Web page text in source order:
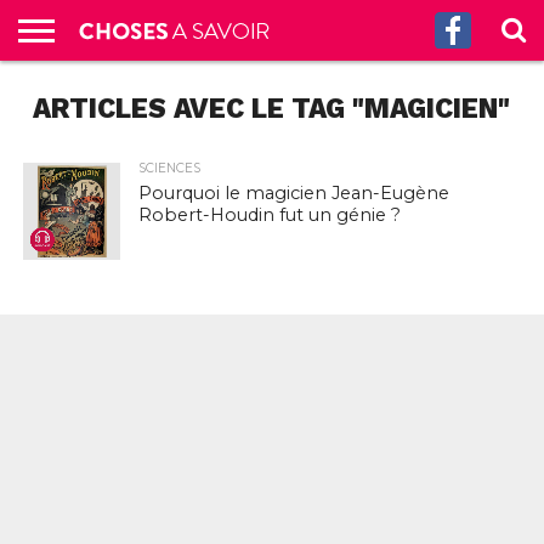
CULTURE
G.
SCIENCES
SANTÉ
HISTOIRE
ÉCONOMIE
INCROYABLE
!
TECH
AUTRES
S’ABONNER
AUX
CONTACT
A
PROPOS
ARTICLES AVEC LE TAG "MAGICIEN"
SCIENCES
Pourquoi le magicien Jean-Eugène
Robert-Houdin fut un génie ?